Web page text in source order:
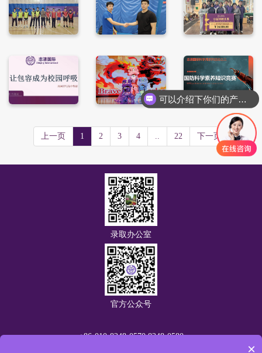
上一页 1 2 3 4 22 下一页
录取办公室
官方公众号
+86-010-8248-0570 8248-0580
可以介绍下你们的产品么？
×